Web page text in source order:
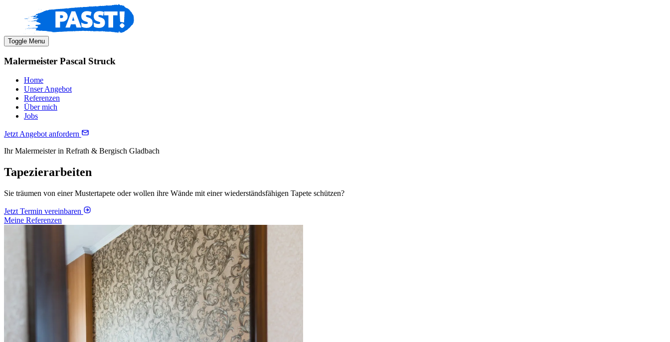
Toggle Menu
Malermeister Pascal Struck
Home
Unser Angebot
Referenzen
Über mich
Jobs
Jetzt Angebot anfordern
Ihr Malermeister in Refrath & Bergisch Gladbach
Tapezierarbeiten
Sie träumen von einer Mustertapete oder wollen ihre Wände mit einer wiederständsfähigen Tapete schützen?
Jetzt Termin vereinbaren
Meine Referenzen